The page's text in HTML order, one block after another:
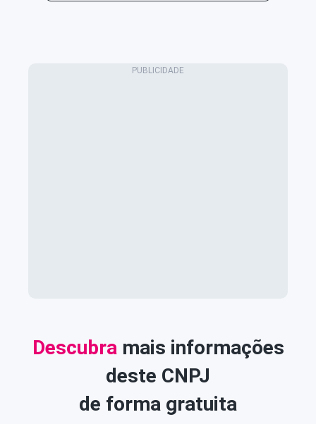
Descubra mais informações
deste CNPJ
de forma gratuita